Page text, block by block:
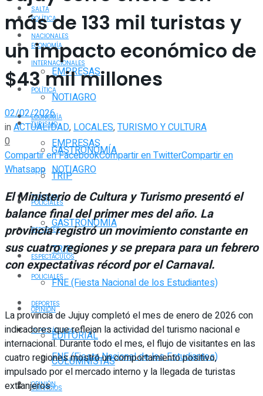
POLÍTICA
ECONOMÍA
EMPRESAS
NOTIAGRO
TURISMO
GASTRONOMÍA
TRIP
POLICIALES
DEPORTES
ESPECTÁCULOS
FNE (Fiesta Nacional de los Estudiantes)
OPINIÓN
EDITORIAL
COLUMNISTAS
SERVICIOS
SALTA
NACIONALES
INTERNACIONALES
POLÍTICA
ECONOMÍA
EMPRESAS
NOTIAGRO
TURISMO
GASTRONOMÍA
TRIP
POLICIALES
DEPORTES
ESPECTÁCULOS
FNE (Fiesta Nacional de los Estudiantes)
OPINIÓN
más de 133 mil turistas y
un impacto económico de
$43 mil millones
02/02/2026
inACTUALIDAD,LOCALES,TURISMO Y CULTURA
0
Compartir en FacebookCompartir en TwitterCompartir en
Whatsapp
El Ministerio de Cultura y Turismo presentó el
balance final del primer mes del año. La
provincia registró un movimiento constante en
sus cuatro regiones y se prepara para un febrero
con expectativas récord por el Carnaval.
La provincia de Jujuy completó el mes de enero de 2026 con
indicadores que reflejan la actividad del turismo nacional e
internacional. Durante todo el mes, el flujo de visitantes en las
cuatro regiones mostró un comportamiento positivo,
impulsado por el mercado interno y la llegada de turistas
extranjeros.